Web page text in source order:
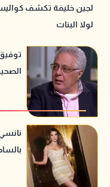
لجين خليفة تكشف
لولا البنات